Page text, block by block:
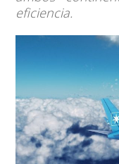
eficiencia.